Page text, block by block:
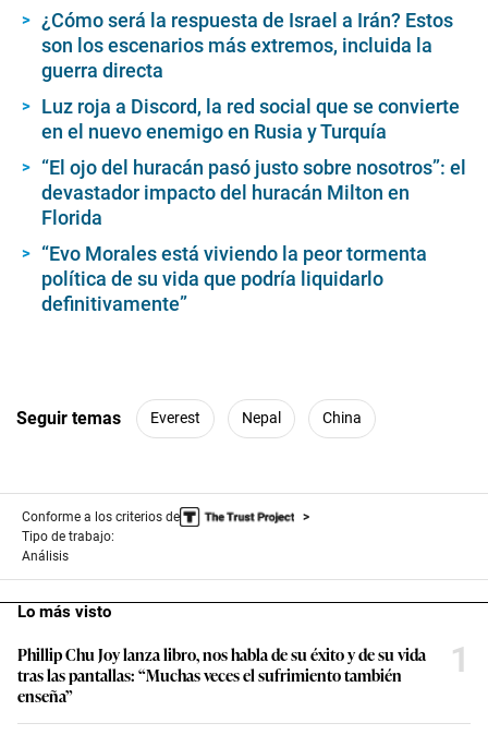
¿Cómo será la respuesta de Israel a Irán? Estos
son los escenarios más extremos, incluida la
guerra directa
Luz roja a Discord, la red social que se convierte
en el nuevo enemigo en Rusia y Turquía
“El ojo del huracán pasó justo sobre nosotros”: el
devastador impacto del huracán Milton en
Florida
“Evo Morales está viviendo la peor tormenta
política de su vida que podría liquidarlo
definitivamente”
Seguir temas Everest Nepal China
Conforme a los criterios de
Tipo de trabajo:
Análisis
Lo más visto
Phillip Chu Joy lanza libro, nos habla de su éxito y de su vida
tras las pantallas: “Muchas veces el sufrimiento también
enseña”
1